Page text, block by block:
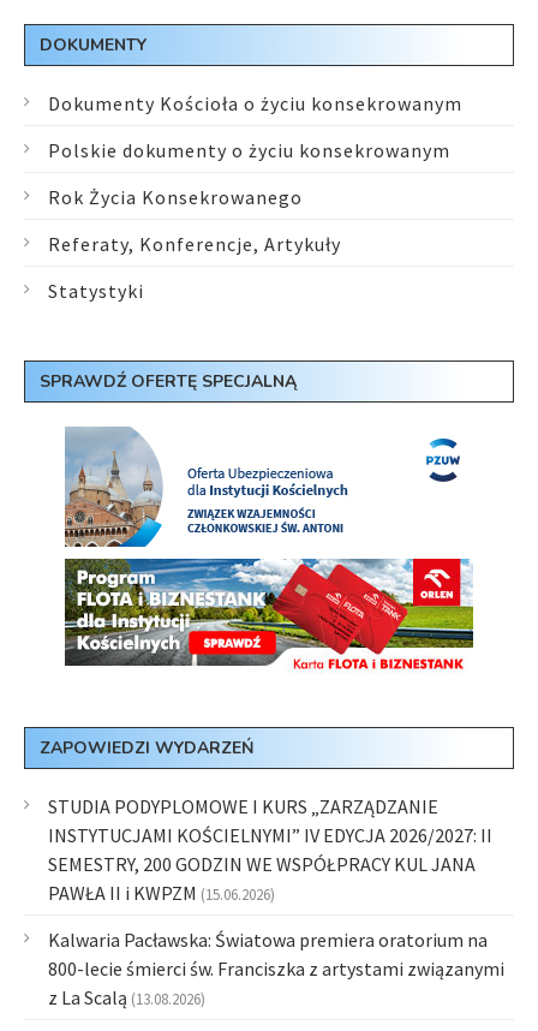
DOKUMENTY
Dokumenty Kościoła o życiu konsekrowanym
Polskie dokumenty o życiu konsekrowanym
Rok Życia Konsekrowanego
Referaty, Konferencje, Artykuły
Statystyki
SPRAWDŹ OFERTĘ SPECJALNĄ
ZAPOWIEDZI WYDARZEŃ
STUDIA PODYPLOMOWE I KURS „ZARZĄDZANIE
INSTYTUCJAMI KOŚCIELNYMI” IV EDYCJA 2026/2027: II
SEMESTRY, 200 GODZIN WE WSPÓŁPRACY KUL JANA
PAWŁA II i KWPZM (15.06.2026)
Kalwaria Pacławska: Światowa premiera oratorium na
800-lecie śmierci św. Franciszka z artystami związanymi
z La Scalą (13.08.2026)